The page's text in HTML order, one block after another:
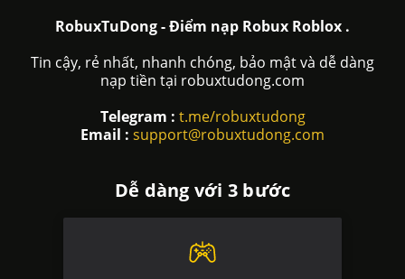
RobuxTuDong - Điểm nạp Robux Roblox .
Tin cậy, rẻ nhất, nhanh chóng, bảo mật và dễ dàng
nạp tiền tại robuxtudong.com
Telegram : t.me/robuxtudong
Email : support@robuxtudong.com
Dễ dàng với 3 bước